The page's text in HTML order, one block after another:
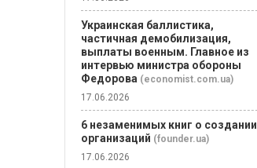
Украинская баллистика,
частичная демобилизация,
выплаты военным. Главное из
интервью министра обороны
Федорова (economist.com.ua)
17.06.2026
6 незаменимых книг о создании
организаций (founder.ua)
17.06.2026